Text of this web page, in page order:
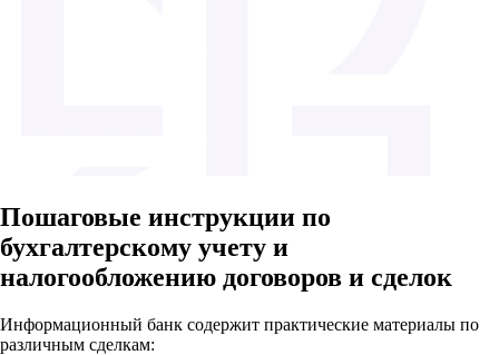
Пошаговые инструкции по
бухгалтерскому учету и
налогообложению договоров и сделок
Информационный банк содержит практические материалы по
различным сделкам: